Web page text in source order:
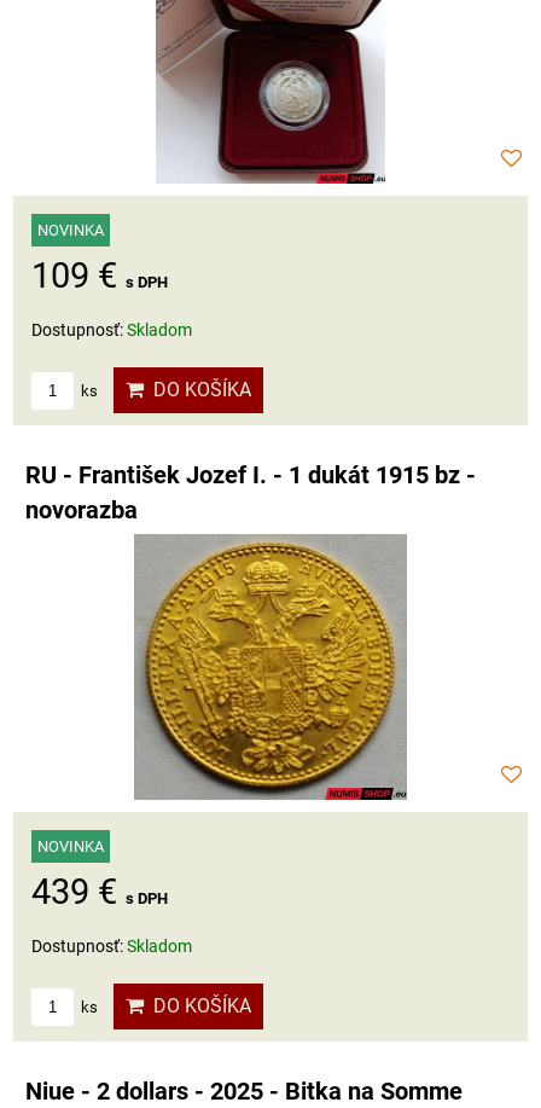
NOVINKA
109 € s DPH
Dostupnosť:Skladom
ks DO KOŠÍKA
RU - František Jozef I. - 1 dukát 1915 bz -
novorazba
NOVINKA
439 € s DPH
Dostupnosť:Skladom
ks DO KOŠÍKA
Niue - 2 dollars - 2025 - Bitka na Somme